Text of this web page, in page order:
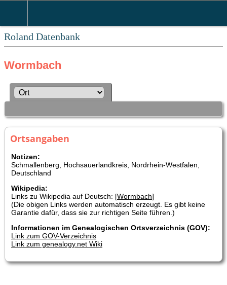
Roland Datenbank
Wormbach
Ortsangaben
Notizen:
Schmallenberg, Hochsauerlandkreis, Nordrhein-Westfalen,
Deutschland
Wikipedia:
Links zu Wikipedia auf Deutsch: [Wormbach]
(Die obigen Links werden automatisch erzeugt. Es gibt keine
Garantie dafür, dass sie zur richtigen Seite führen.)
Informationen im Genealogischen Ortsverzeichnis (GOV):
Link zum GOV-Verzeichnis
Link zum genealogy.net Wiki